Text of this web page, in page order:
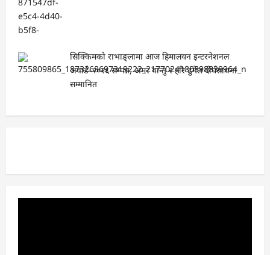
सिक्किमको राभाङ्लामा आज हिमालयन इन्टरनेशनल
अवार्ड–२०२६ सम्पन्न, अमर वान्तु र हरि ढुंगेल दीर्घसाधना
सम्मानित